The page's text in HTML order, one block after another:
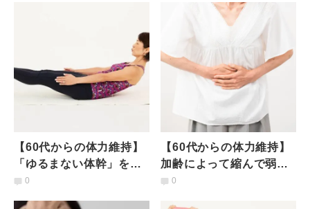
【60代からの体力維持】
「ゆるまない体幹」を作
り、溌溂と動ける体を手
0
【60代からの体力維持】
加齢によって縮んで弱く
なる、体の前側の筋肉・
0